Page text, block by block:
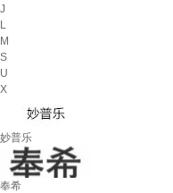
J
L
M
S
U
X
妙普乐
奉希